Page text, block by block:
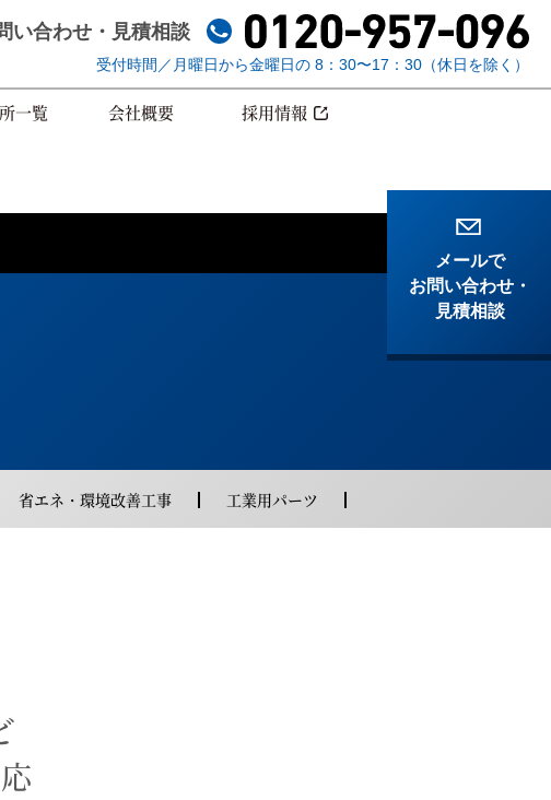
い合わせ ・見積相談
受付時間／月曜日から金曜日の 8：30〜17：30（休日を除く）
メールで
お問い合わせ ・
見積相談
一覧 会社概要 採用情報
省エネ・環境改善工事 工業用パーツ